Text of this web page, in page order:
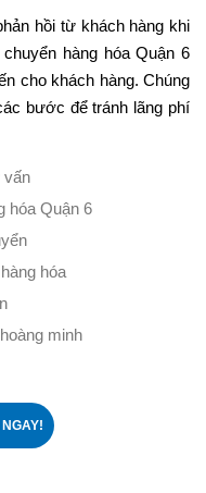
hồi từ khách hàng khi
hàng hóa Quận 6
cho khách hàng. Chúng
bước để tránh lãng phí
vấn
hóa Quận 6
hóa